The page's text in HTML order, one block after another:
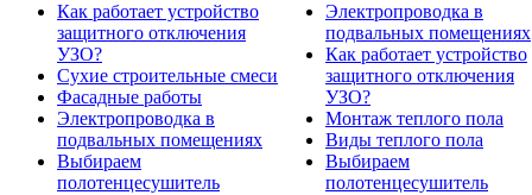
Как работает устройство
защитного отключения
УЗО?
Сухие строительные смеси
Фасадные работы
Электропроводка в
подвальных помещениях
Выбираем
полотенцесушитель
Электропроводка в
подвальных помещениях
Как работает устройство
защитного отключения
УЗО?
Монтаж теплого пола
Виды теплого пола
Выбираем
полотенцесушитель